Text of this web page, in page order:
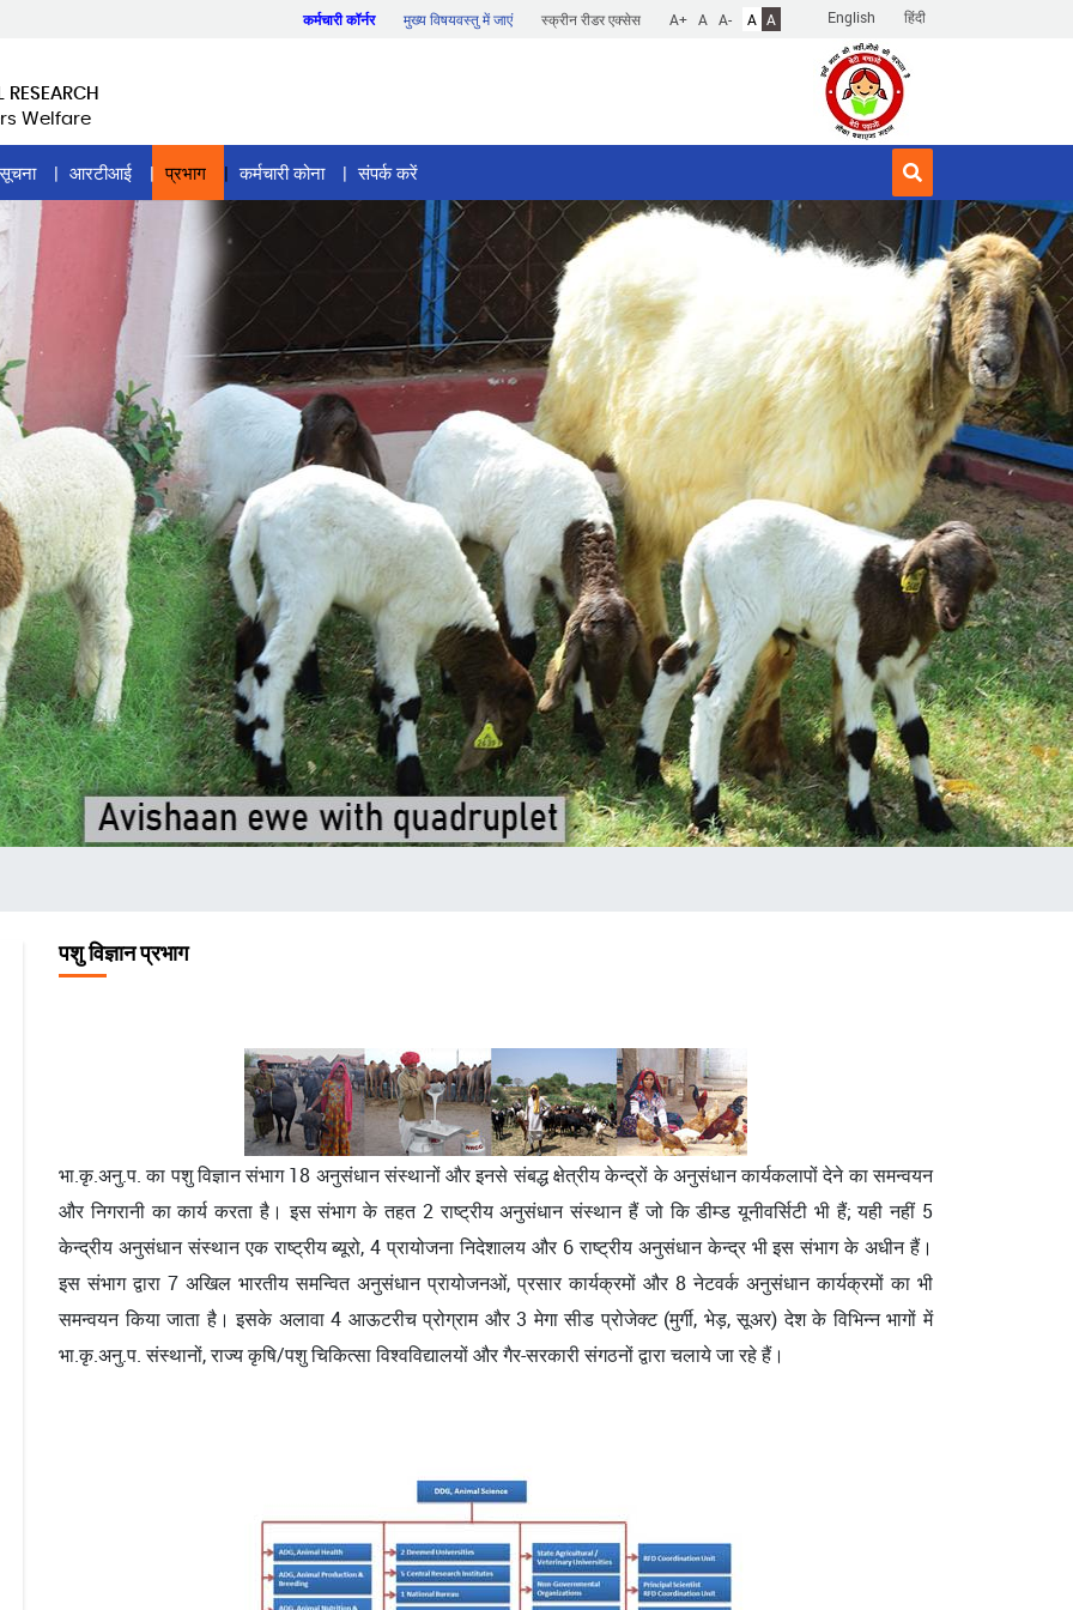
English हिंदी
कर्मचारी कॉर्नर मुख्य विषयवस्तु में जाएं स्क्रीन रीडर एक्सेस A+ A A- A A
Welfare
आरटीआई प्रभाग कर्मचारी कोना संपर्क करें
पशु विज्ञान प्रभाग
भा.कृ.अनु.प. का पशु विज्ञान संभाग 18 अनुसंधान संस्थानों और इनसे संबद्ध क्षेत्रीय केन्द्रों के अनुसंधान कार्यकलापों देने का समन्वयन
और निगरानी का कार्य करता है। इस संभाग के तहत 2 राष्ट्रीय अनुसंधान संस्थान हैं जो कि डीम्ड यूनीवर्सिटी भी हैं; यही नहीं 5
केन्द्रीय अनुसंधान संस्थान एक राष्ट्रीय ब्यूरो, 4 प्रायोजना निदेशालय और 6 राष्ट्रीय अनुसंधान केन्द्र भी इस संभाग के अधीन हैं।
इस संभाग द्वारा 7 अखिल भारतीय समन्वित अनुसंधान प्रायोजनओं, प्रसार कार्यक्रमों और 8 नेटवर्क अनुसंधान कार्यक्रमों का भी
समन्वयन किया जाता है। इसके अलावा 4 आऊटरीच प्रोग्राम और 3 मेगा सीड प्रोजेक्ट (मुर्गी, भेड़, सूअर) देश के विभिन्न भागों में
भा.कृ.अनु.प. संस्थानों, राज्य कृषि/पशु चिकित्सा विश्वविद्यालयों और गैर-सरकारी संगठनों द्वारा चलाये जा रहे हैं।